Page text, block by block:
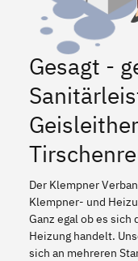
Gesagt -
Der Klempner
Klempner- und
Ganz egal ob es
Heizung handelt.
sich an mehreren